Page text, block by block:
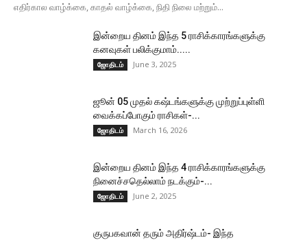
எதிர்கால வாழ்க்கை, காதல் வாழ்க்கை, நிதி நிலை மற்றும்...
இன்றைய தினம் இந்த 5 ராசிக்காரங்களுக்கு
கனவுகள் பலிக்குமாம்.....
ஜோதிடம் June 3, 2025
ஜூன் 05 முதல் கஷ்டங்களுக்கு முற்றுப்புள்ளி
வைக்கப்போகும் ராசிகள்-...
ஜோதிடம் March 16, 2026
இன்றைய தினம் இந்த 4 ராசிக்காரங்களுக்கு
நினைச்சதெல்லாம் நடக்கும்-...
ஜோதிடம் June 2, 2025
குருபகவான் தரும் அதிர்ஷ்டம்- இந்த